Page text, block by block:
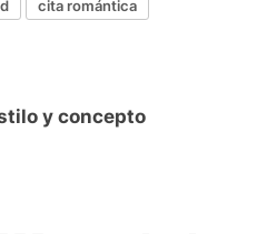
cita romántica
y concepto